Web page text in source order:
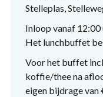
Stelleplas,
Inloop vanaf 12:00
Het lunchbuffet
Voor het buffet
koffie/thee na
eigen bijdrage van